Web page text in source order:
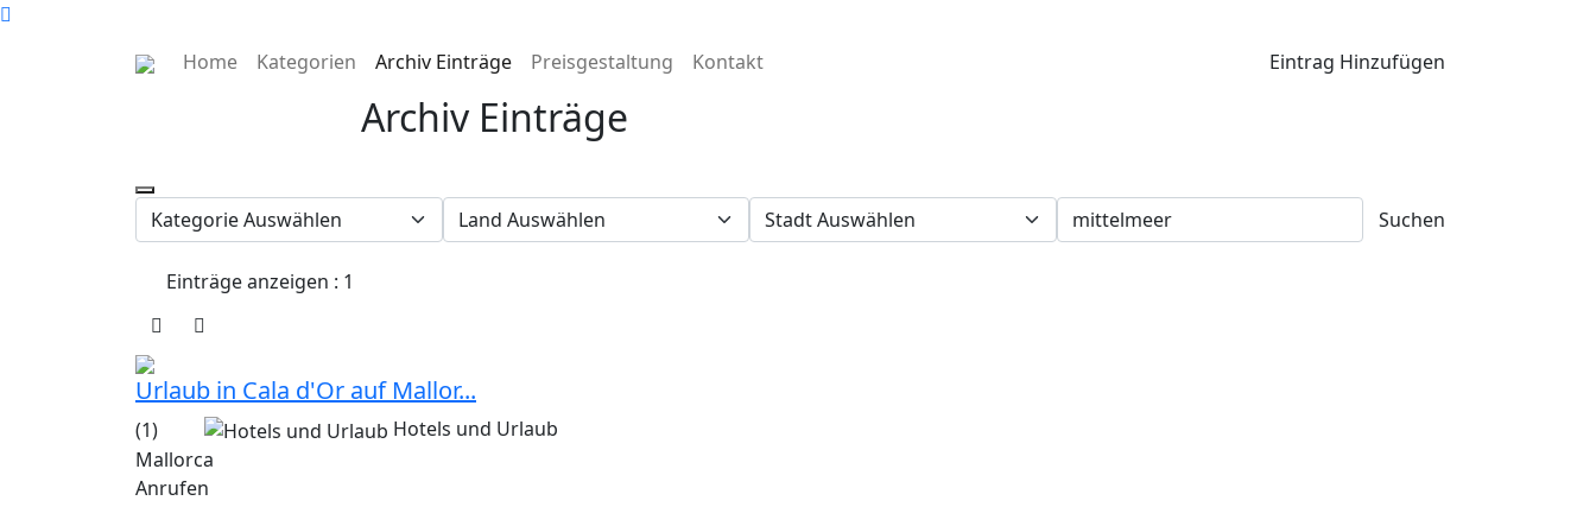
Home Kategorien Archiv Einträge Preisgestaltung Kontakt Eintrag Hinzufügen
Archiv Einträge
Suchen
Einträge anzeigen : 1
Urlaub in Cala d'Or auf Mallor...
(1)
Hotels und Urlaub
Mallorca
Anrufen